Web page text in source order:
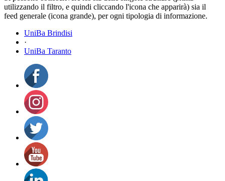
utilizzando il filtro, e quindi cliccando l'icona che apparirà) sia il
feed generale (icona grande), per ogni tipologia di informazione.
UniBa Brindisi
·
UniBa Taranto